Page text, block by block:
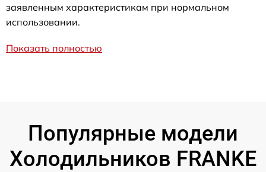
заявленным характеристикам при нормальном
использовании.
Показать полностью
Популярные модели
Холодильников FRANKE